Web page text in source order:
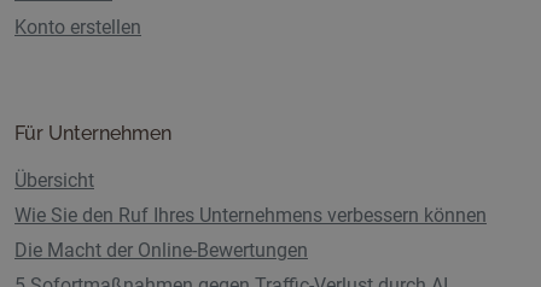
Konto erstellen
Für Unternehmen
Übersicht
Wie Sie den Ruf Ihres Unternehmens verbessern können
Die Macht der Online-Bewertungen